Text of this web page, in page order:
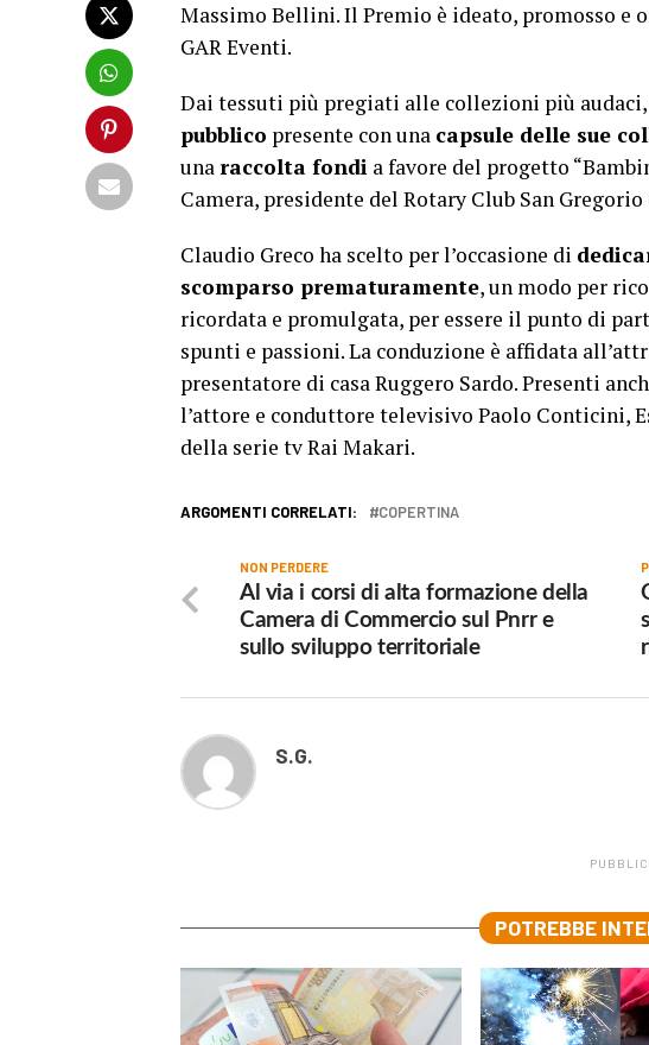
Massimo Bellini. Il Premio è ideato, promosso e
GAR Eventi.
Dai tessuti più pregiati alle collezioni più audaci,
pubblico presente con una capsule delle sue
unaraccolta fondi a favore del progetto
Camera, presidente del Rotary Club San
Claudio Greco ha scelto per l’occasione di
scomparso prematuramente, un modo per
ricordata e promulgata, per essere il punto di
spunti e passioni. La conduzione è affidata
presentatore di casa Ruggero Sardo. Presenti
l’attore e conduttore televisivo Paolo Conticini,
della serie tv Rai Makari.
ARGOMENTI CORRELATI: COPERTINA
NON PERDERE
Al via i corsi di alta formazione della
Camera di Commercio sul Pnrr e
sullo sviluppo territoriale
S.G.
POTREBBE